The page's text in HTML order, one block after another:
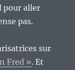
pour aller
pas.
sur
Fred ». Et